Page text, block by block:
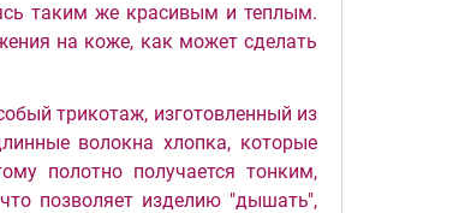
таким же красивым и теплым.
на коже, как может сделать
трикотаж, изготовленный из
волокна хлопка, которые
полотно получается тонким,
позволяет изделию "дышать",